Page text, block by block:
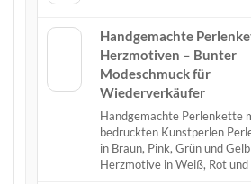
Handgemachte
Herzmotiven – Bunter
Modeschmuck für
Wiederverkäufer
Handgemachte Perlenkette
bedruckten Kunstperlen
in Braun, Pink, Grün und Gelb
Herzmotive in Weiß, Rot